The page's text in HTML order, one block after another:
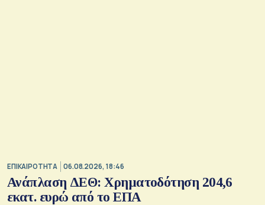
ΕΠΙΚΑΙΡΟΤΗΤΑ 06.08.2026, 18:46
Ανάπλαση ΔΕΘ: Χρηματοδότηση 204,6
εκατ. ευρώ από το ΕΠΑ